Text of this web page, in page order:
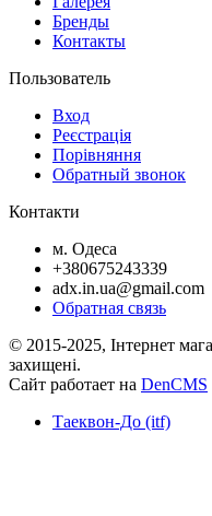
Бренды
Контакты
Пользователь
Вход
Реєстрація
Порівняння
Обратный звонок
Контакти
м. Одеса
+380675243339
adx.in.ua@gmail.com
Обратная связь
© 2015-2025, Інтернет
захищені.
Сайт работает на DenCMS
Таеквон-До (itf)